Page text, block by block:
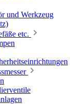
und Werkzeug
etc.